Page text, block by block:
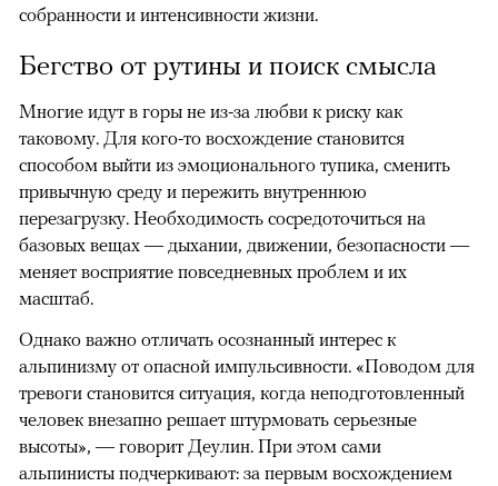
собранности и интенсивности жизни.
Бегство от рутины и поиск смысла
Многие идут в горы не из-за любви к риску как
таковому. Для кого-то восхождение становится
способом выйти из эмоционального тупика, сменить
привычную среду и пережить внутреннюю
перезагрузку. Необходимость сосредоточиться на
базовых вещах — дыхании, движении, безопасности —
меняет восприятие повседневных проблем и их
масштаб.
Однако важно отличать осознанный интерес к
альпинизму от опасной импульсивности. «Поводом для
тревоги становится ситуация, когда неподготовленный
человек внезапно решает штурмовать серьезные
высоты», — говорит Деулин. При этом сами
альпинисты подчеркивают: за первым восхождением